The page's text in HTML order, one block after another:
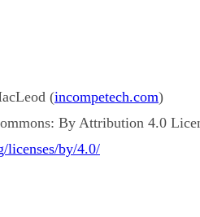
(incompetech.com)
By Attribution 4.0
licenses/by/4.0/